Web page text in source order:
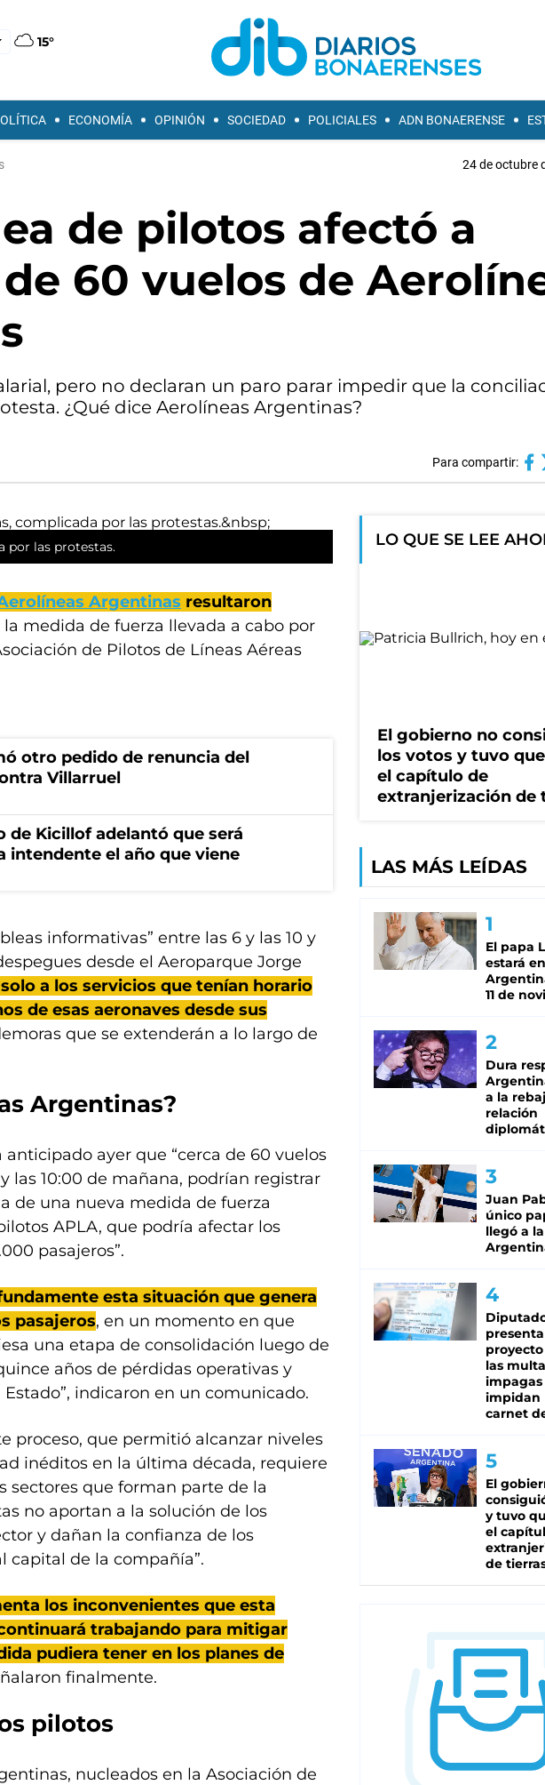
15°
ECONOMÍA OPINIÓN SOCIEDAD POLICIALES ADN BONAERENSE
24 de octubre
de pilotos afectó a
60 vuelos de
pero no declaran un paro parar impedir que la
¿Qué dice Aerolíneas Argentinas?
Para compartir:
por las protestas.
Argentinas resultaron
medida de fuerza llevada a cabo por
de Pilotos de Líneas Aéreas
otro pedido de renuncia del
Villarruel
de Kicillof adelantó que será
intendente el año que viene
informativas” entre las 6 y las 10 y
desde el Aeroparque Jorge
a los servicios que tenían horario
de esas aeronaves desde sus
que se extenderán a lo largo de
Argentinas?
ayer que “cerca de 60 vuelos
las 10:00 de mañana, podrían registrar
de una nueva medida de fuerza
APLA, que podría afectar los
pasajeros”.
esta situación que genera
pasajeros, en un momento en que
una etapa de consolidación luego de
años de pérdidas operativas y
indicaron en un comunicado.
proceso, que permitió alcanzar niveles
inéditos en la última década, requiere
sectores que forman parte de la
no aportan a la solución de los
y dañan la confianza de los
capital de la compañía”.
los inconvenientes que esta
trabajando para mitigar
pudiera tener en los planes de
finalmente.
pilotos
nucleados en la Asociación de
LO QUE SE LEE
El gobierno no
los votos y tuvo
el capítulo de
extranjerización de
LAS MÁS LEÍDAS
El papa
estará
11 de
Dura
a la
relación
Juan
único
llegó a la
las
impagas
impidan
carnet
El
y tuvo
el
de